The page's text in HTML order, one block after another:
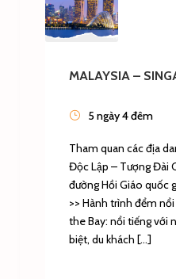
MALAYSIA –
5 ngày 4 đêm
Tham quan các địa
Độc Lập – Tượng Đài
đường Hồi Giáo quốc
>> Hành trình đểm
the Bay: nổi tiếng với
biệt, du khách […]